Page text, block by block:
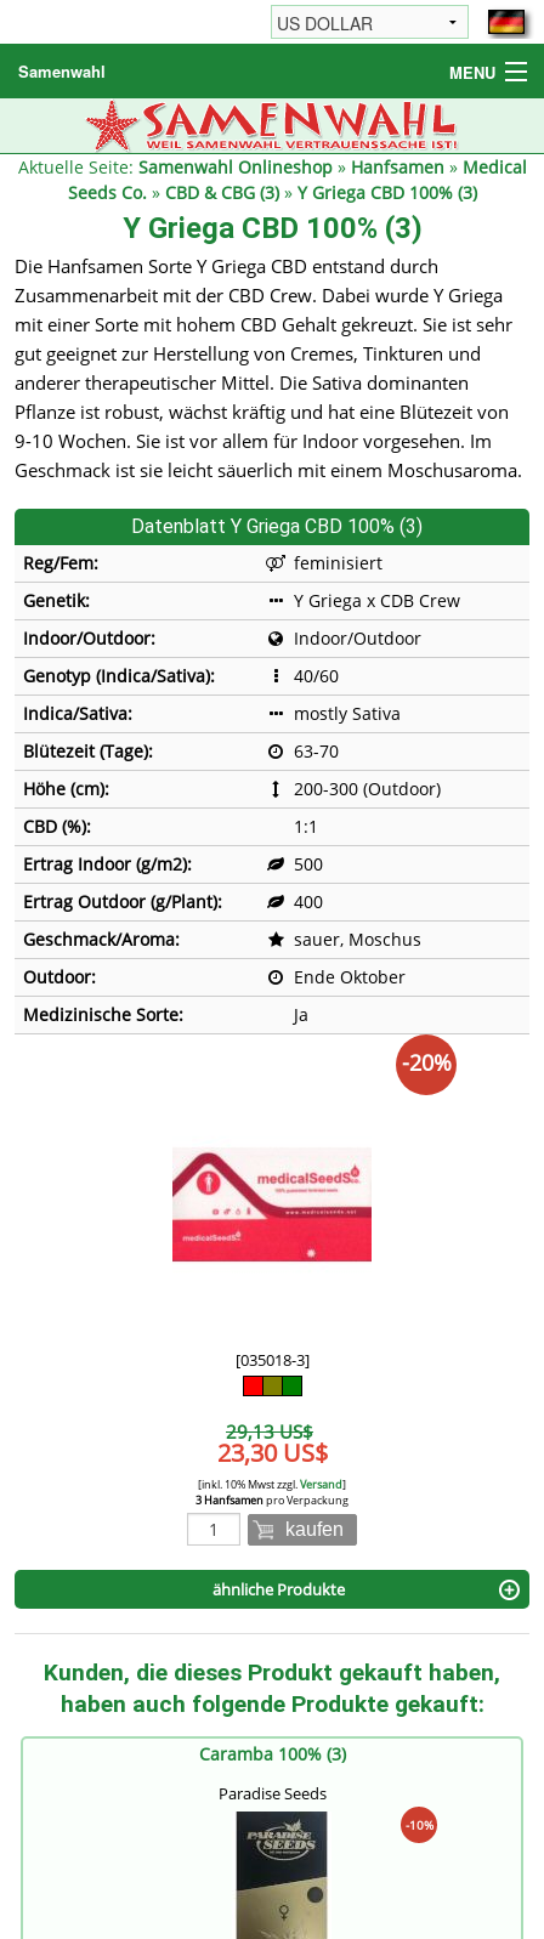
Samenwahl MENU
Hanfsamen
Weitere Produkte
Reseller
Aktuelle Seite: Samenwahl Onlineshop» Hanfsamen » Medical
Seeds Co.» CBD & CBG (3)» Y Griega CBD 100% (3)
Y Griega CBD 100% (3)
Die Hanfsamen Sorte Y Griega CBD entstand durch
Zusammenarbeit mit der CBD Crew. Dabei wurde Y Griega
mit einer Sorte mit hohem CBD Gehalt gekreuzt. Sie ist sehr
gut geeignet zur Herstellung von Cremes, Tinkturen und
anderer therapeutischer Mittel. Die Sativa dominanten
Pflanze ist robust, wächst kräftig und hat eine Blütezeit von
9-10 Wochen. Sie ist vor allem für Indoor vorgesehen. Im
Geschmack ist sie leicht säuerlich mit einem Moschusaroma.
Datenblatt Y Griega CBD 100% (3)
Reg/Fem:
feminisiert
Genetik:
Y Griega x CDB Crew
Indoor/Outdoor:
Indoor/Outdoor
Genotyp (Indica/Sativa):
40/60
Indica/Sativa:
mostly Sativa
Blütezeit (Tage):
63-70
Höhe (cm):
200-300 (Outdoor)
CBD (%):
1:1
Ertrag Indoor (g/m2):
500
Ertrag Outdoor (g/Plant):
400
Geschmack/Aroma:
sauer, Moschus
Outdoor:
Ende Oktober
Medizinische Sorte:
Ja
[035018-3]
29,13 US$
23,30 US$
[inkl. 10% Mwst zzgl.Versand]
3 Hanfsamenpro Verpackung
kaufen
-20%
ähnliche Produkte
Kunden, die dieses Produkt gekauft haben,
haben auch folgende Produkte gekauft:
Caramba 100% (3)
Paradise Seeds
-10%